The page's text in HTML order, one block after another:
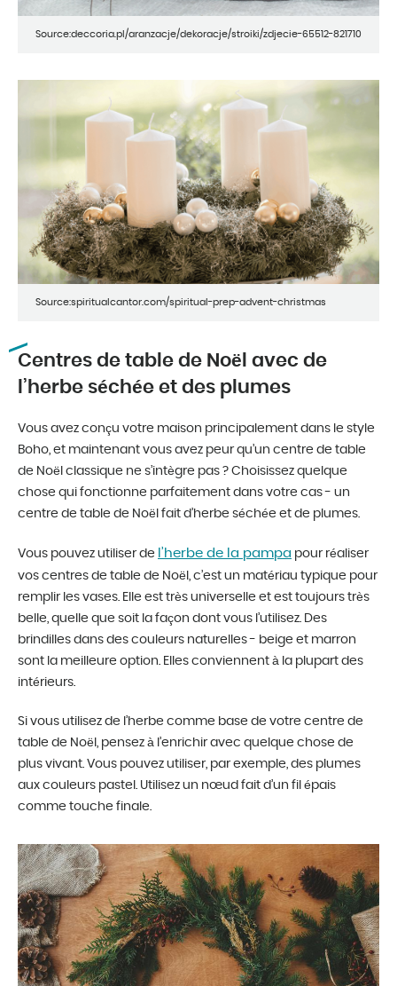
Source:deccoria.pl/aranzacje/dekoracje/stroiki/zdjecie-65512-821710
Source:spiritualcantor.com/spiritual-prep-advent-christmas
Centres de table de Noël avec de
l’herbe séchée et des plumes
Vous avez conçu votre maison principalement dans le style
Boho, et maintenant vous avez peur qu’un centre de table
de Noël classique ne s’intègre pas ? Choisissez quelque
chose qui fonctionne parfaitement dans votre cas - un
centre de table de Noël fait d’herbe séchée et de plumes.
Vous pouvez utiliser de l’herbe de la pampa pour réaliser
vos centres de table de Noël, c’est un matériau typique pour
remplir les vases. Elle est très universelle et est toujours très
belle, quelle que soit la façon dont vous l’utilisez. Des
brindilles dans des couleurs naturelles - beige et marron
sont la meilleure option. Elles conviennent à la plupart des
intérieurs.
Si vous utilisez de l’herbe comme base de votre centre de
table de Noël, pensez à l’enrichir avec quelque chose de
plus vivant. Vous pouvez utiliser, par exemple, des plumes
aux couleurs pastel. Utilisez un nœud fait d’un fil épais
comme touche finale.